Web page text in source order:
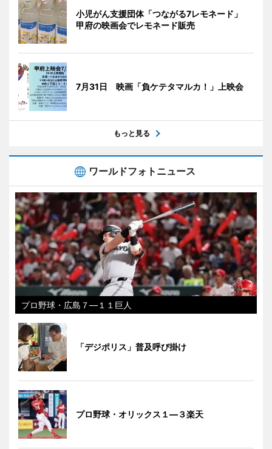
小児がん支援団体「つながる7レモネード」
甲府の映画会でレモネード販売
7月31日 映画「負ケテタマルカ！」上映会
もっと見る
ワールドフォトニュース
プロ野球・広島７―１１巨人
「デジポリス」普及呼び掛け
プロ野球・オリックス１―３楽天